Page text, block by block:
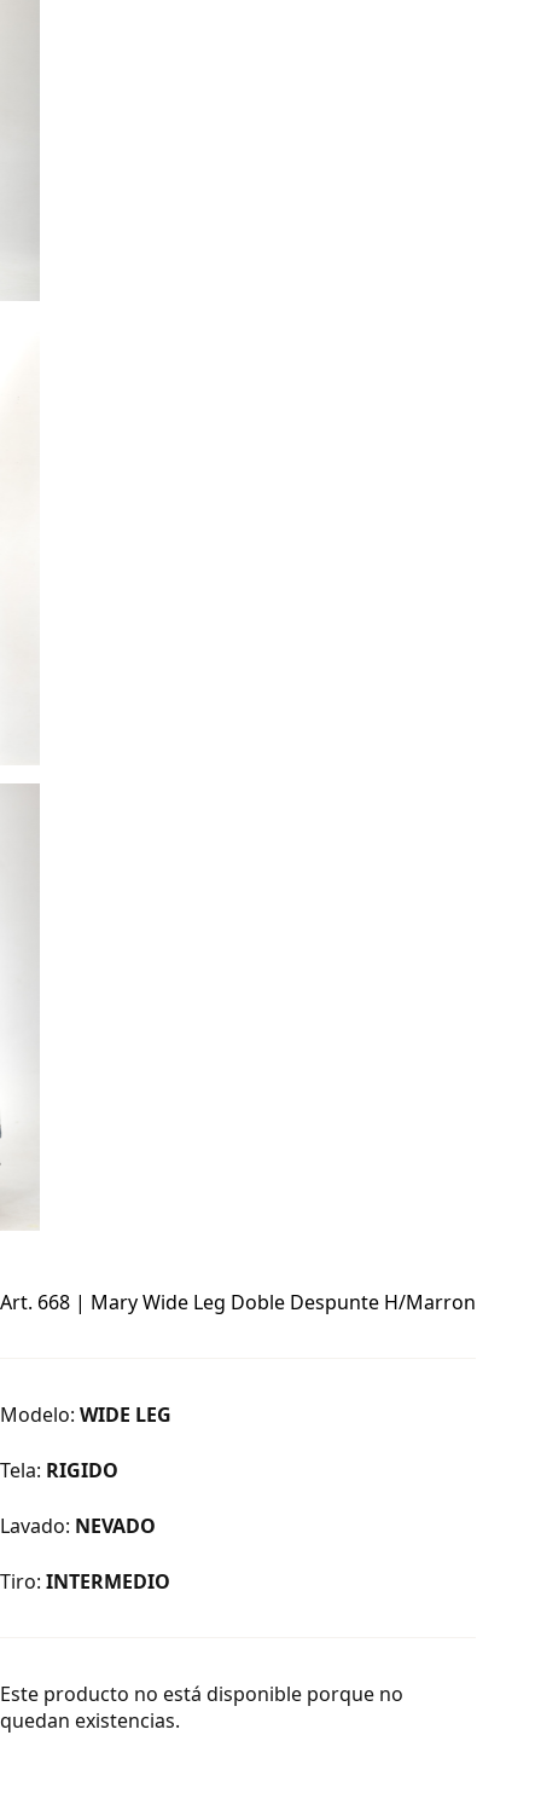
Art. 668 | Mary Wide Leg Doble Despunte H/Marron
Modelo: WIDE LEG
Tela: RIGIDO
Lavado: NEVADO
Tiro: INTERMEDIO
Este producto no está disponible porque no
quedan existencias.